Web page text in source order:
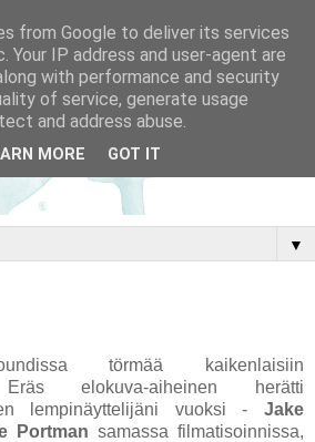
▼
törmää kaikenlaisiin
Eräs elokuva-aiheinen herätti
lempinäyttelijäni vuoksi - Jake
Portman samassa filmatisoinnissa,
from Google to deliver its services
Your IP address and user-agent are
with performance and security
of service, generate usage
and address abuse.
MORE GOT IT